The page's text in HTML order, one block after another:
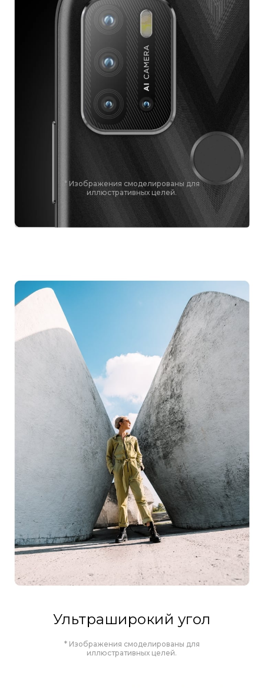
* Изображения смоделированы для
иллюстративных целей.
Ультраширокий угол
* Изображения смоделированы для
иллюстративных целей.